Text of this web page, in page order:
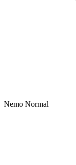
Nemo Normal